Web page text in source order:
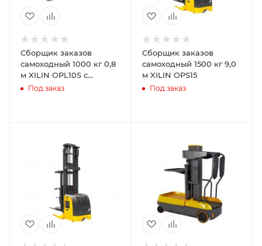
Сборщик заказов
самоходный 1000 кг 0,8
м XILIN OPL10S с
раздвижными вилами
Под заказ
Сборщик заказов
самоходный 1500 кг 9,0
м XILIN OPS15
Под заказ